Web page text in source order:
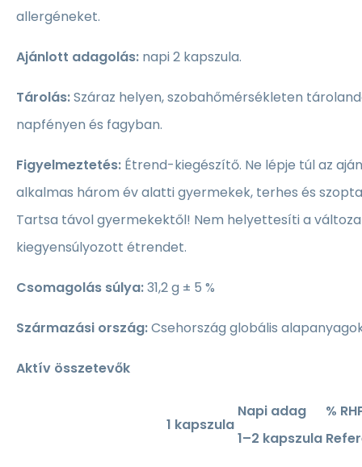
allergéneket.
Ajánlott adagolás: napi 2 kapszula.
Tárolás:Száraz helyen, szobahőmérsékleten
napfényen és fagyban.
Figyelmeztetés: Étrend-kiegészítő. Ne lépje túl az
alkalmas három év alatti gyermekek, terhes és
Tartsa távol gyermekektől! Nem helyettesíti a
kiegyensúlyozott étrendet.
Csomagolás súlya:31,2 g ± 5 %
Származási ország:Csehország globális
Aktív összetevők
1 kapszula
Napi adag
1–2 kapszula
%